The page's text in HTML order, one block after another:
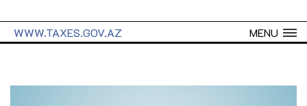
MENU
WWW.TAXES.GOV.AZ